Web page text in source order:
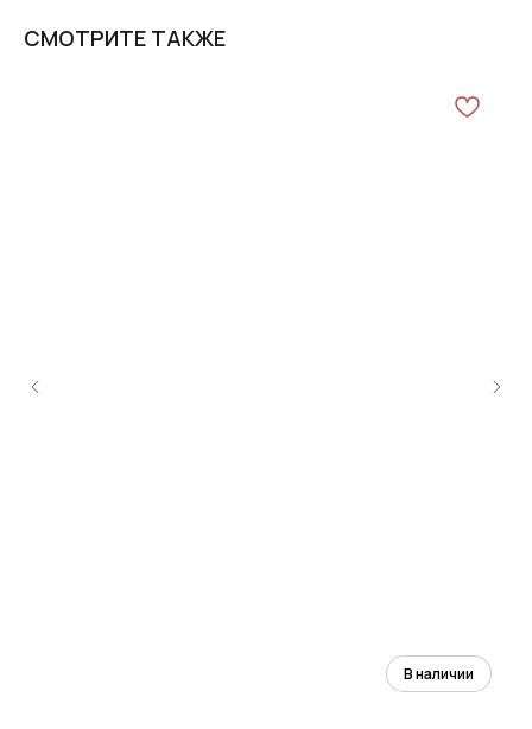
СМОТРИТЕ ТАКЖЕ